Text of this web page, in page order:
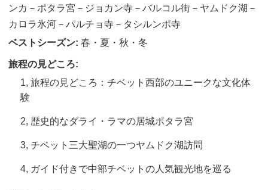
ンカ－ポタラ宮－ジョカン寺－バルコル街－ヤムドク湖－
カロラ氷河－パルチョ寺－タシルンポ寺
ベストシーズン: 春・夏・秋・冬
旅程の見どころ:
1, 旅程の見どころ：チベット西部のユニークな文化体
験
2, 歴史的なダライ・ラマの居城ポタラ宮
3, チベット三大聖湖の一つヤムドク湖訪問
4, ガイド付きで中部チベットの人気観光地を巡る